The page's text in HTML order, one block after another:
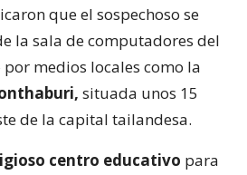
que el sospechoso se
la sala de computadores del
medios locales como la
situada unos 15
de la capital tailandesa.
centro educativo para